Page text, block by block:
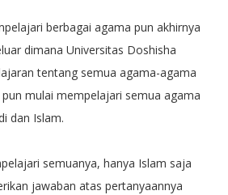
berbagai agama pun akhirnya
dimana Universitas Doshisha
tentang semua agama-agama
mulai mempelajari semua agama
dan Islam.
semuanya, hanya Islam saja
jawaban atas pertanyaannya